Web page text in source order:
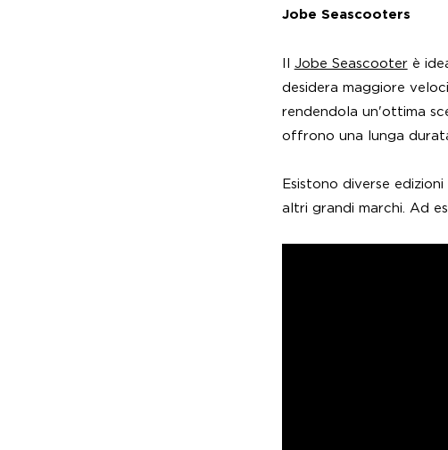
Jobe Seascooters
Il Jobe Seascooterè
desidera maggiore
rendendola un'ottima
offrono una lunga
Esistono diverse
altri grandi marchi. Ad